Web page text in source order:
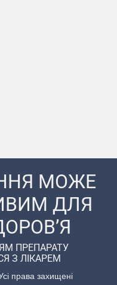
МОЖЕ
ДЛЯ
ПРЕПАРАТУ
З ЛІКАРЕМ
права захищені